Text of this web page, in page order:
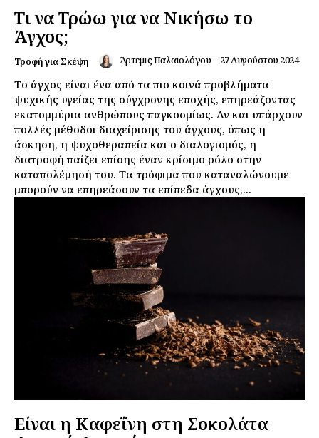
Τι να Τρώω για να Νικήσω το
Άγχος;
Τροφή για Σκέψη Άρτεμις Παλαιολόγου - 27 Αυγούστου 2024
Το άγχος είναι ένα από τα πιο κοινά προβλήματα
ψυχικής υγείας της σύγχρονης εποχής, επηρεάζοντας
εκατομμύρια ανθρώπους παγκοσμίως. Αν και υπάρχουν
πολλές μέθοδοι διαχείρισης του άγχους, όπως η
άσκηση, η ψυχοθεραπεία και ο διαλογισμός, η
διατροφή παίζει επίσης έναν κρίσιμο ρόλο στην
καταπολέμησή του. Τα τρόφιμα που καταναλώνουμε
μπορούν να επηρεάσουν τα επίπεδα άγχους,...
Είναι η Καφεΐνη στη Σοκολάτα